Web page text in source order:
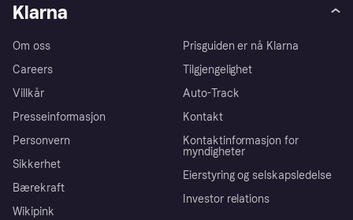
Klarna
Om oss
Careers
Villkår
Presseinformasjon
Personvern
Sikkerhet
Bærekraft
Wikipink
Prisguiden er nå Klarna
Tilgjengelighet
Auto-Track
Kontakt
Kontaktinformasjon for
myndigheter
Eierstyring og selskapsledelse
Investor relations